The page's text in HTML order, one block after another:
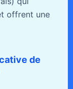
offrent une
de